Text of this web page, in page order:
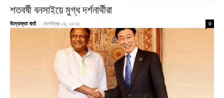
শতবর্ষী বনসাইয়ে মুগ্ধ দর্শনার্থীরা
উদ্যোক্তা বার্তা - সেপ্টেম্বর ১৬, ২০২৩ 0